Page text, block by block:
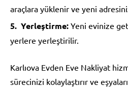
araçlara yüklenir ve yeni
Yerleştirme: Yeni evinize
yerlere yerleştirilir.
Karlıova Evden Eve Nakliyat
sürecinizi kolaylaştırır ve